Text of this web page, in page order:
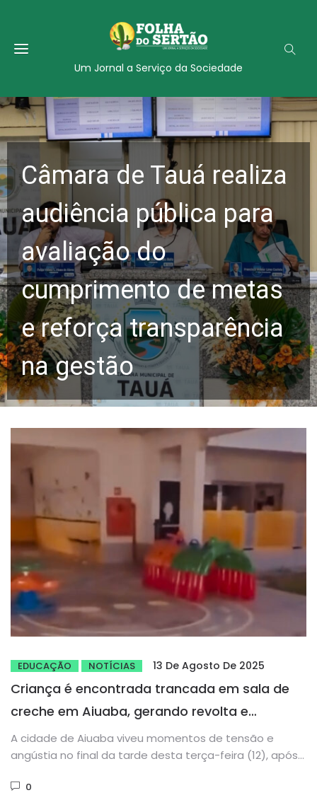
Um Jornal a Serviço da Sociedade
Câmara de Tauá realiza
audiência pública para
avaliação do
cumprimento de metas
e reforça transparência
na gestão
EDUCAÇÃO NOTÍCIAS 13 De Agosto De 2025
Criança é encontrada trancada em sala de
creche em Aiuaba, gerando revolta e
preocupação
A cidade de Aiuaba viveu momentos de tensão e
angústia no final da tarde desta terça-feira (12), após
0